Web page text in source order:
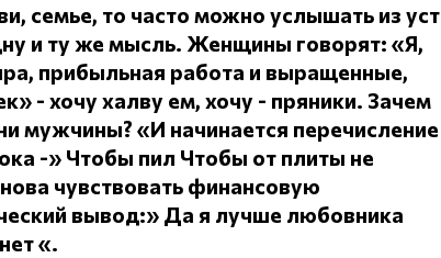
семье, то часто можно услышать из уст
и ту же мысль. Женщины говорят: «Я,
прибыльная работа и выращенные,
- хочу халву ем, хочу - пряники. Зачем
мужчины? «И начинается перечисление
-» Чтобы пил Чтобы от плиты не
чувствовать финансовую
вывод:» Да я лучше любовника
«.